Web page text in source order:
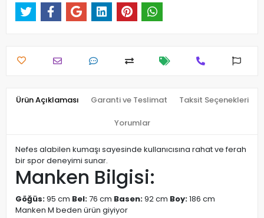
Ürün Açıklaması Garanti ve Teslimat Taksit Seçenekleri
Yorumlar
Nefes alabilen kumaşı sayesinde kullanıcısına rahat ve ferah
bir spor deneyimi sunar.
Manken Bilgisi:
Göğüs:95 cm Bel:76 cm Basen:92 cm Boy:186 cm
Manken M beden ürün giyiyor